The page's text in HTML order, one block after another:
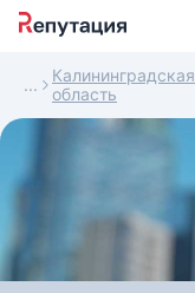
Калининградская
область